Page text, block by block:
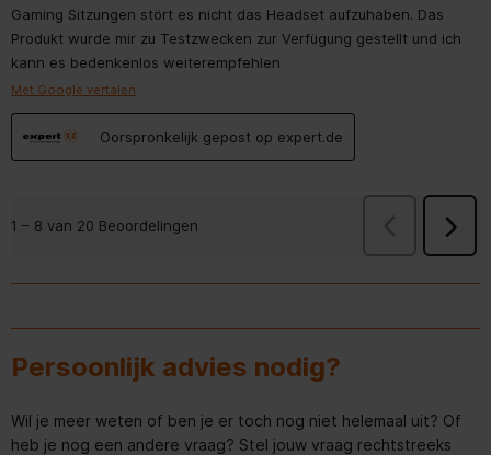
Gaming Sitzungen stört es nicht das Headset aufzuhaben. Das
Produkt wurde mir zu Testzwecken zur Verfügung gestellt und ich
kann es bedenkenlos weiterempfehlen
Met Google vertalen
Oorspronkelijk gepost op expert.de
1 – 8 van 20 Beoordelingen
Persoonlijk advies nodig?
Wil je meer weten of ben je er toch nog niet helemaal uit? Of
heb je nog een andere vraag? Stel jouw vraag rechtstreeks